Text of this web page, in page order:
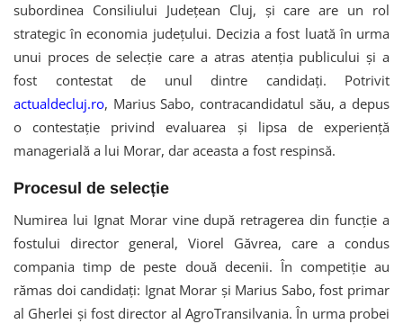
subordinea Consiliului Județean Cluj, și care are un rol
strategic în economia județului. Decizia a fost luată în urma
unui proces de selecție care a atras atenția publicului și a
fost contestat de unul dintre candidați. Potrivit
actualdecluj.ro, Marius Sabo, contracandidatul său, a depus
o contestație privind evaluarea și lipsa de experiență
managerială a lui Morar, dar aceasta a fost respinsă.
Procesul de selecție
Numirea lui Ignat Morar vine după retragerea din funcție a
fostului director general, Viorel Găvrea, care a condus
compania timp de peste două decenii. În competiție au
rămas doi candidați: Ignat Morar și Marius Sabo, fost primar
al Gherlei și fost director al AgroTransilvania. În urma probei